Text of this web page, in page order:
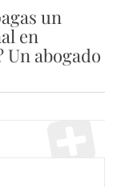
un
en
Un abogado